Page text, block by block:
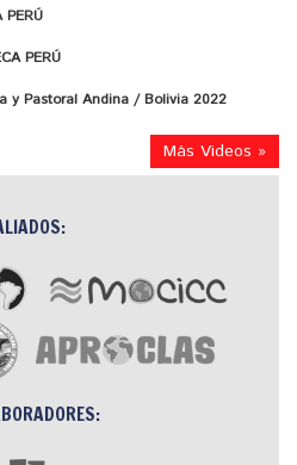
PERÚ
y Pastoral Andina / Bolivia 2022
Más Videos »